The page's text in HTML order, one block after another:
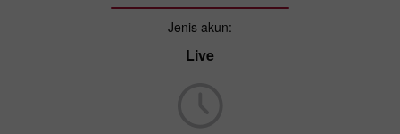
Jenis akun:
Live